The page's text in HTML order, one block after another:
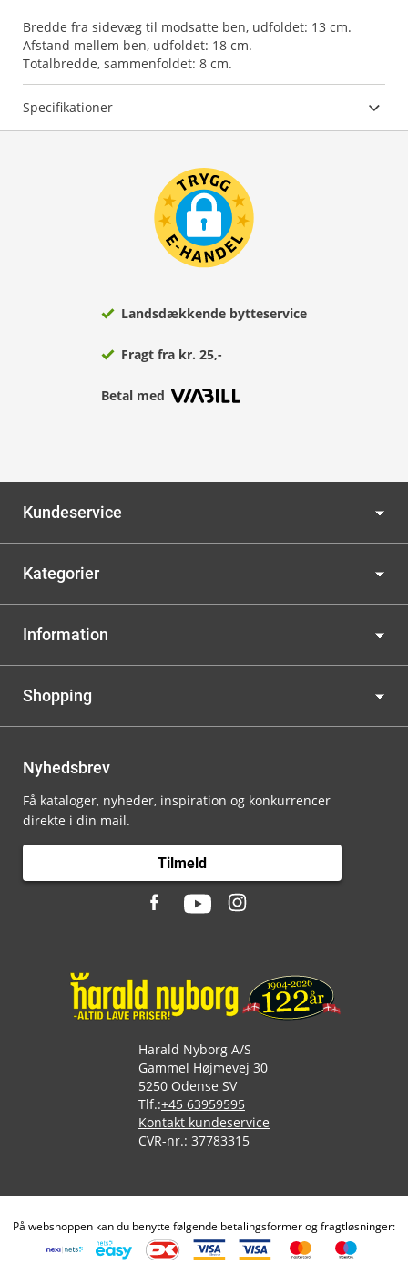
Bredde fra sidevæg til modsatte ben, udfoldet: 13 cm.
Afstand mellem ben, udfoldet: 18 cm.
Totalbredde, sammenfoldet: 8 cm.
Specifikationer
Landsdækkende bytteservice
Fragt fra kr. 25,-
Betal med
Kundeservice
Kategorier
Information
Shopping
Nyhedsbrev
Få kataloger, nyheder, inspiration og konkurrencer
direkte i din mail.
Tilmeld
Harald Nyborg A/S
Gammel Højmevej 30
5250 Odense SV
Tlf.:+45 63959595
Kontakt kundeservice
CVR-nr.: 37783315
På webshoppen kan du benytte følgende betalingsformer og fragtløsninger: